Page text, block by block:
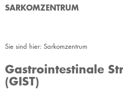
SARKOMZENTRUM
Sie sind hier: Sarkomzentrum
Gastrointestinale
(GIST)